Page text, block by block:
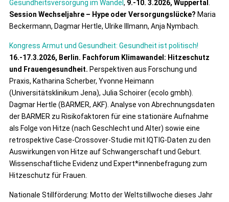
Gesundheitsversorgung im Wandel , 9.-10. 3.2026, Wuppertal
Session Wechseljahre – Hype oder Versorgungslücke? Maria
Beckermann, Dagmar Hertle, Ulrike Illmann, Anja Nymbach.
Kongress Armut und Gesundheit: Gesundheit ist politisch!
16.-17.3.2026, Berlin. Fachforum Klimawandel: Hitzeschutz
und Frauengesundheit. Perspektiven aus Forschung und
Praxis, Katharina Scherber, Yvonne Heimann
(Universitätsklinikum Jena), Julia Schoirer (ecolo gmbh).
Dagmar Hertle (BARMER, AKF). Analyse von Abrechnungsdaten
der BARMER zu Risikofaktoren für eine stationäre Aufnahme
als Folge von Hitze (nach Geschlecht und Alter) sowie eine
retrospektive Case-Crossover-Studie mit IQTIG-Daten zu den
Auswirkungen von Hitze auf Schwangerschaft und Geburt.
Wissenschaftliche Evidenz und Expert*innenbefragung zum
Hitzeschutz für Frauen.
Nationale Stillförderung: Motto der Weltstillwoche dieses Jahr